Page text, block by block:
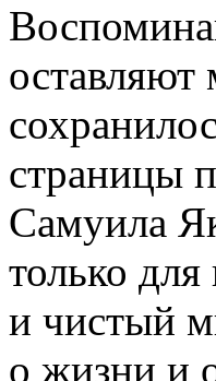
оставляют
страницы
Самуила
только для
и чистый
о жизни и